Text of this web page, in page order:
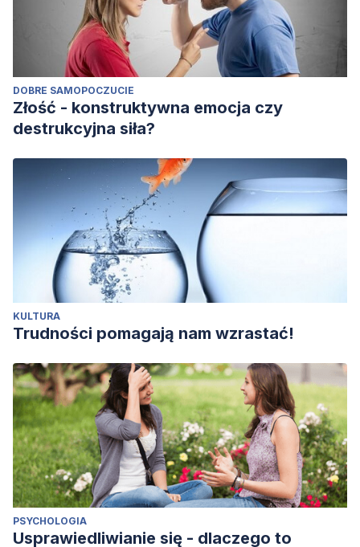
DOBRE SAMOPOCZUCIE
Złość - konstruktywna emocja czy
destrukcyjna siła?
KULTURA
Trudności pomagają nam wzrastać!
PSYCHOLOGIA
Usprawiedliwianie się - dlaczego to